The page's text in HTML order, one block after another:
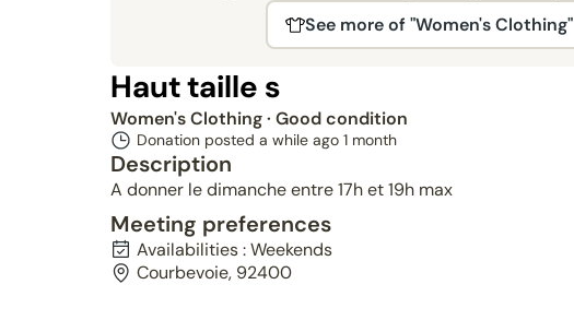
See more of "Women's Clothing"
Haut taille s
Women's Clothing· Good condition
Donation posted a while ago 1 month
Description
A donner le dimanche entre 17h et 19h max
Meeting preferences
Availabilities : Weekends
Courbevoie, 92400